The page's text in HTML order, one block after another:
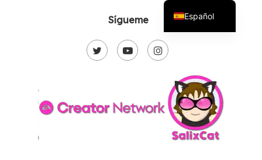
Sígueme
Español
English